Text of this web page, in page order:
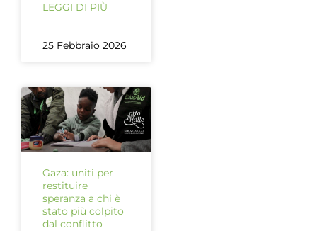
LEGGI DI PIÙ
25 Febbraio 2026
Gaza: uniti per
restituire
speranza a chi è
stato più colpito
dal conflitto